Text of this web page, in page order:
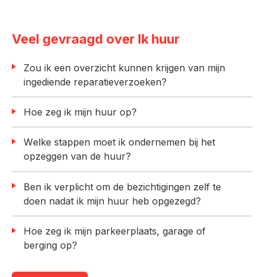
Veel gevraagd over Ik huur
Zou ik een overzicht kunnen krijgen van mijn
ingediende reparatieverzoeken?
Hoe zeg ik mijn huur op?
Welke stappen moet ik ondernemen bij het
opzeggen van de huur?
Ben ik verplicht om de bezichtigingen zelf te
doen nadat ik mijn huur heb opgezegd?
Hoe zeg ik mijn parkeerplaats, garage of
berging op?